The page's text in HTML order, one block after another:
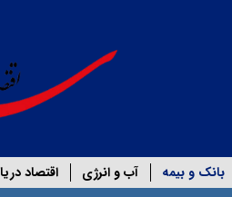
بانک و بیمه آب و انرژی اقتصاد دریا